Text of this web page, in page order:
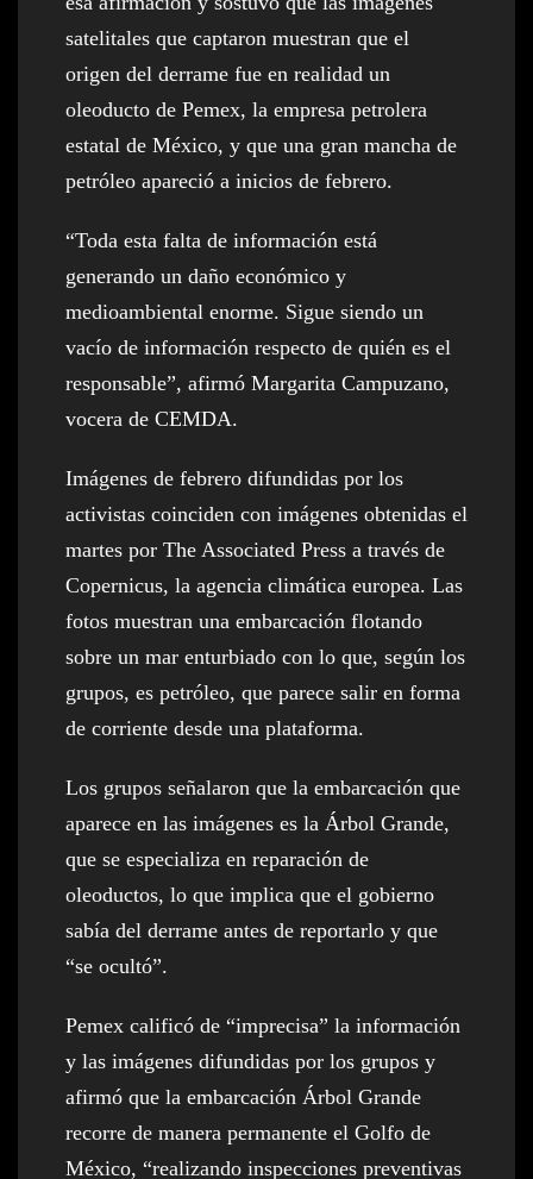
satelitales que captaron muestran que el
origen del derrame fue en realidad un
oleoducto de Pemex, la empresa petrolera
estatal de México, y que una gran mancha de
petróleo apareció a inicios de febrero.
“Toda esta falta de información está
generando un daño económico y
medioambiental enorme. Sigue siendo un
vacío de información respecto de quién es el
responsable”, afirmó Margarita Campuzano,
vocera de CEMDA.
Imágenes de febrero difundidas por los
activistas coinciden con imágenes obtenidas el
martes por The Associated Press a través de
Copernicus, la agencia climática europea. Las
fotos muestran una embarcación flotando
sobre un mar enturbiado con lo que, según los
grupos, es petróleo, que parece salir en forma
de corriente desde una plataforma.
Los grupos señalaron que la embarcación que
aparece en las imágenes es la Árbol Grande,
que se especializa en reparación de
oleoductos, lo que implica que el gobierno
sabía del derrame antes de reportarlo y que
“se ocultó”.
Pemex calificó de “imprecisa” la información
y las imágenes difundidas por los grupos y
afirmó que la embarcación Árbol Grande
recorre de manera permanente el Golfo de
México, “realizando inspecciones preventivas